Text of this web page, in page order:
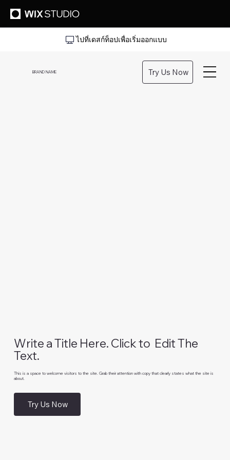
ไปที่เดสก์ท็อปเพื่อเริ่มออกแบบ